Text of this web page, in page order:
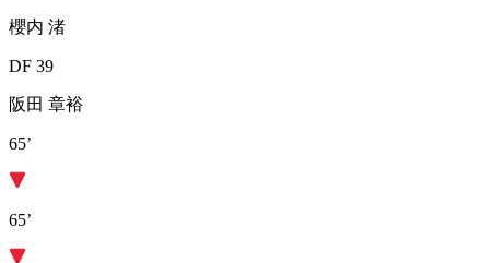
櫻内 渚
DF 39
阪田 章裕
65’
65’